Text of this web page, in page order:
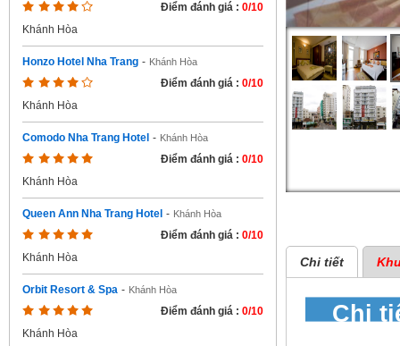
Điểm đánh giá : 0/10
Khánh Hòa
Honzo Hotel Nha Trang - Khánh Hòa
Điểm đánh giá : 0/10
Khánh Hòa
Comodo Nha Trang Hotel - Khánh Hòa
Điểm đánh giá : 0/10
Khánh Hòa
Queen Ann Nha Trang Hotel - Khánh Hòa
Điểm đánh giá : 0/10
Khánh Hòa
Orbit Resort & Spa - Khánh Hòa
Điểm đánh giá : 0/10
Khánh Hòa
Chi tiết
Chi